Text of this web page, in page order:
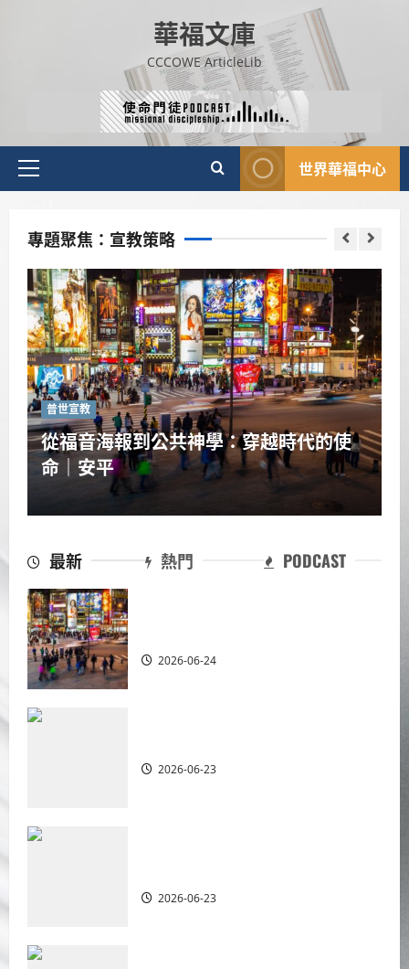
華福文庫
CCCOWE ArticleLib
Primary
世界華福中心
專題聚焦：宣教策略
普世宣教
從福音海報到公共神學：穿越時代的使
命｜安平
最新 熱門 PODCAST
2026-06-24
2026-06-23
2026-06-23